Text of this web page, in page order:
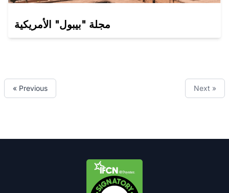
مجلة "بيبول" الأمريكية
« Previous Next »